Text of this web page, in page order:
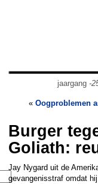
jaargang -
« Oogproblemen
Burger
Goliath:
Jay Nygard uit de
gevangenisstraf omdat